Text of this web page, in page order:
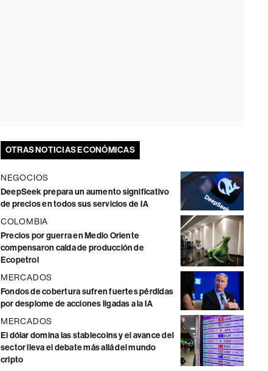
OTRAS NOTICIAS ECONÓMICAS
NEGOCIOS
DeepSeek prepara un aumento significativo
de precios en todos sus servicios de IA
COLOMBIA
Precios por guerra en Medio Oriente
compensaron caída de producción de
Ecopetrol
MERCADOS
Fondos de cobertura sufren fuertes pérdidas
por desplome de acciones ligadas a la IA
MERCADOS
El dólar domina las stablecoins y el avance del
sector lleva el debate más allá del mundo
cripto